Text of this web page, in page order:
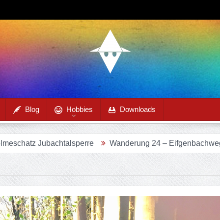
Blog Hobbies Downloads
Wanderung 24 – Eifgenbachweg im